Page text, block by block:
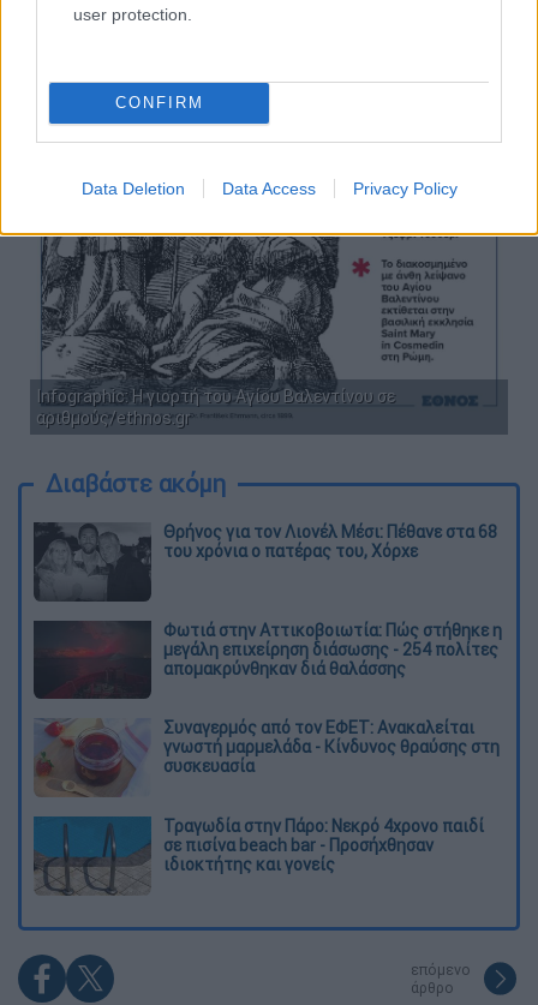
user protection.
CONFIRM
Data Deletion Data Access Privacy Policy
Infographic: Η γιορτή του Αγίου Βαλεντίνου σε
αριθμούς/ethnos.gr
Διαβάστε ακόμη
Θρήνος για τον Λιονέλ Μέσι: Πέθανε στα 68
του χρόνια ο πατέρας του, Χόρχε
Φωτιά στην Αττικοβοιωτία: Πώς στήθηκε η
μεγάλη επιχείρηση διάσωσης - 254 πολίτες
απομακρύνθηκαν διά θαλάσσης
Συναγερμός από τον ΕΦΕΤ: Ανακαλείται
γνωστή μαρμελάδα - Κίνδυνος θραύσης στη
συσκευασία
Τραγωδία στην Πάρο: Νεκρό 4χρονο παιδί
σε πισίνα beach bar - Προσήχθησαν
ιδιοκτήτης και γονείς
επόμενο
άρθρο